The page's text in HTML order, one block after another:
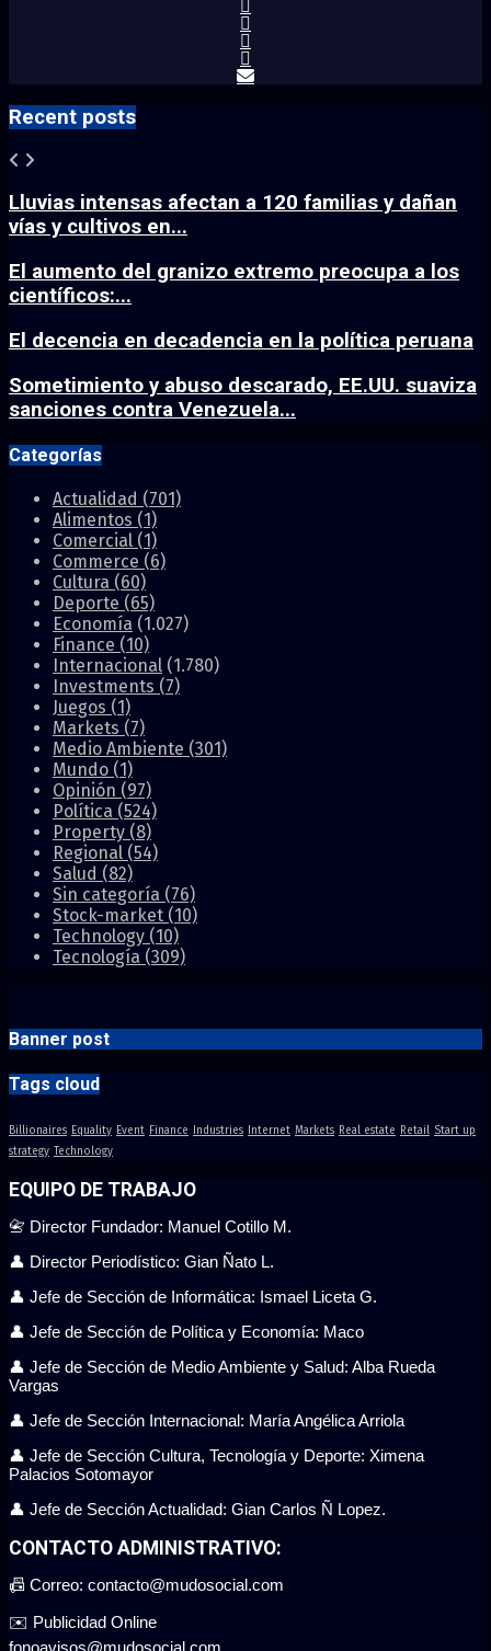
Recent posts
Lluvias intensas afectan a 120 familias y dañan
vías y cultivos en...
El aumento del granizo extremo preocupa a los
científicos:...
El decencia en decadencia en la política peruana
Sometimiento y abuso descarado, EE.UU. suaviza
sanciones contra Venezuela...
Categorías
Actualidad (701)
Alimentos (1)
Comercial (1)
Commerce (6)
Cultura (60)
Deporte (65)
Economía (1.027)
Finance (10)
Internacional (1.780)
Investments (7)
Juegos (1)
Markets (7)
Medio Ambiente (301)
Mundo (1)
Opinión (97)
Política (524)
Property (8)
Regional (54)
Salud (82)
Sin categoría (76)
Stock-market (10)
Technology (10)
Tecnología (309)
Banner post
Tags cloud
Billionaires Equality Event Finance Industries Internet Markets Real estate Retail Start up
strategy Technology
EQUIPO DE TRABAJO
📇 Director Fundador: Manuel Cotillo M.
👤 Director Periodístico: Gian Ñato L.
👤 Jefe de Sección de Informática: Ismael Liceta G.
👤 Jefe de Sección de Política y Economía: Maco
👤 Jefe de Sección de Medio Ambiente y Salud: Alba Rueda
Vargas
👤 Jefe de Sección Internacional: María Angélica Arriola
👤 Jefe de Sección Cultura, Tecnología y Deporte: Ximena
Palacios Sotomayor
👤 Jefe de Sección Actualidad: Gian Carlos Ñ Lopez.
CONTACTO ADMINISTRATIVO:
📠 Correo: contacto@mudosocial.com
✉️ Publicidad Online
fonoavisos@mudosocial.com